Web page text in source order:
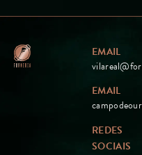
EMAIL
EMAIL
REDES
SOCIAIS